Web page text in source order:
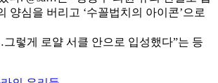
양심을 버리고 ‘수꼴법치의 아이콘’으로
렇게 로얄 서클 안으로 입성했다”는 등